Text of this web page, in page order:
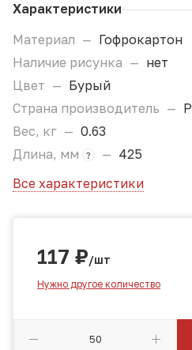
Характеристики
Материал — Гофрокартон
Наличие рисунка — нет
Цвет — Бурый
Страна производитель —
Вес, кг — 0.63
Длина, мм
? — 425
Все характеристики
117 ₽/шт
Нужно другое количество